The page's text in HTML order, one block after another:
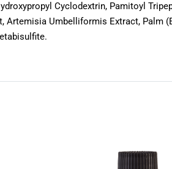
Cyclodextrin, Pamitoyl
Artemisia Umbelliformis Extract, Palm